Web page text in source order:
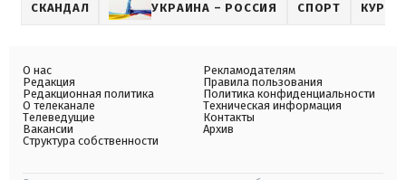
СКАНДАЛ УКРАИНА – РОССИЯ СПОРТ
О нас
Редакция
Редакционная политика
О телеканале
Телеведущие
Вакансии
Структура собственности
Рекламодателям
Правила пользования
Политика конфиденциальности
Техническая информация
Контакты
Архив